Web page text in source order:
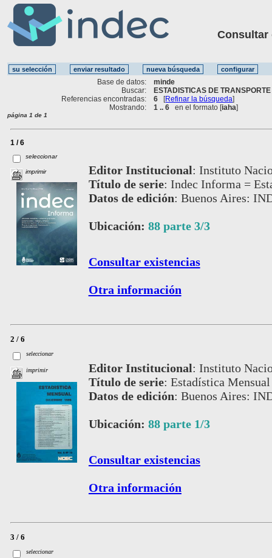
Consultar
Base de datos:
minde
Buscar:
ESTADISTICAS DE
Referencias encontradas:
6 [Refinar la búsqueda]
Mostrando:
1 .. 6 en el formato [iaha]
página 1 de 1
1 / 6
seleccionar
imprimir Editor Institucional: Instituto
Título de serie: Indec Informa =
Datos de edición: Buenos Aires:
Ubicación: 88 parte 3/3
Consultar existencias
Otra información
2 / 6
seleccionar
imprimir Editor Institucional: Instituto
Título de serie: Estadística
Datos de edición: Buenos Aires:
Ubicación: 88 parte 1/3
Consultar existencias
Otra información
3 / 6
seleccionar